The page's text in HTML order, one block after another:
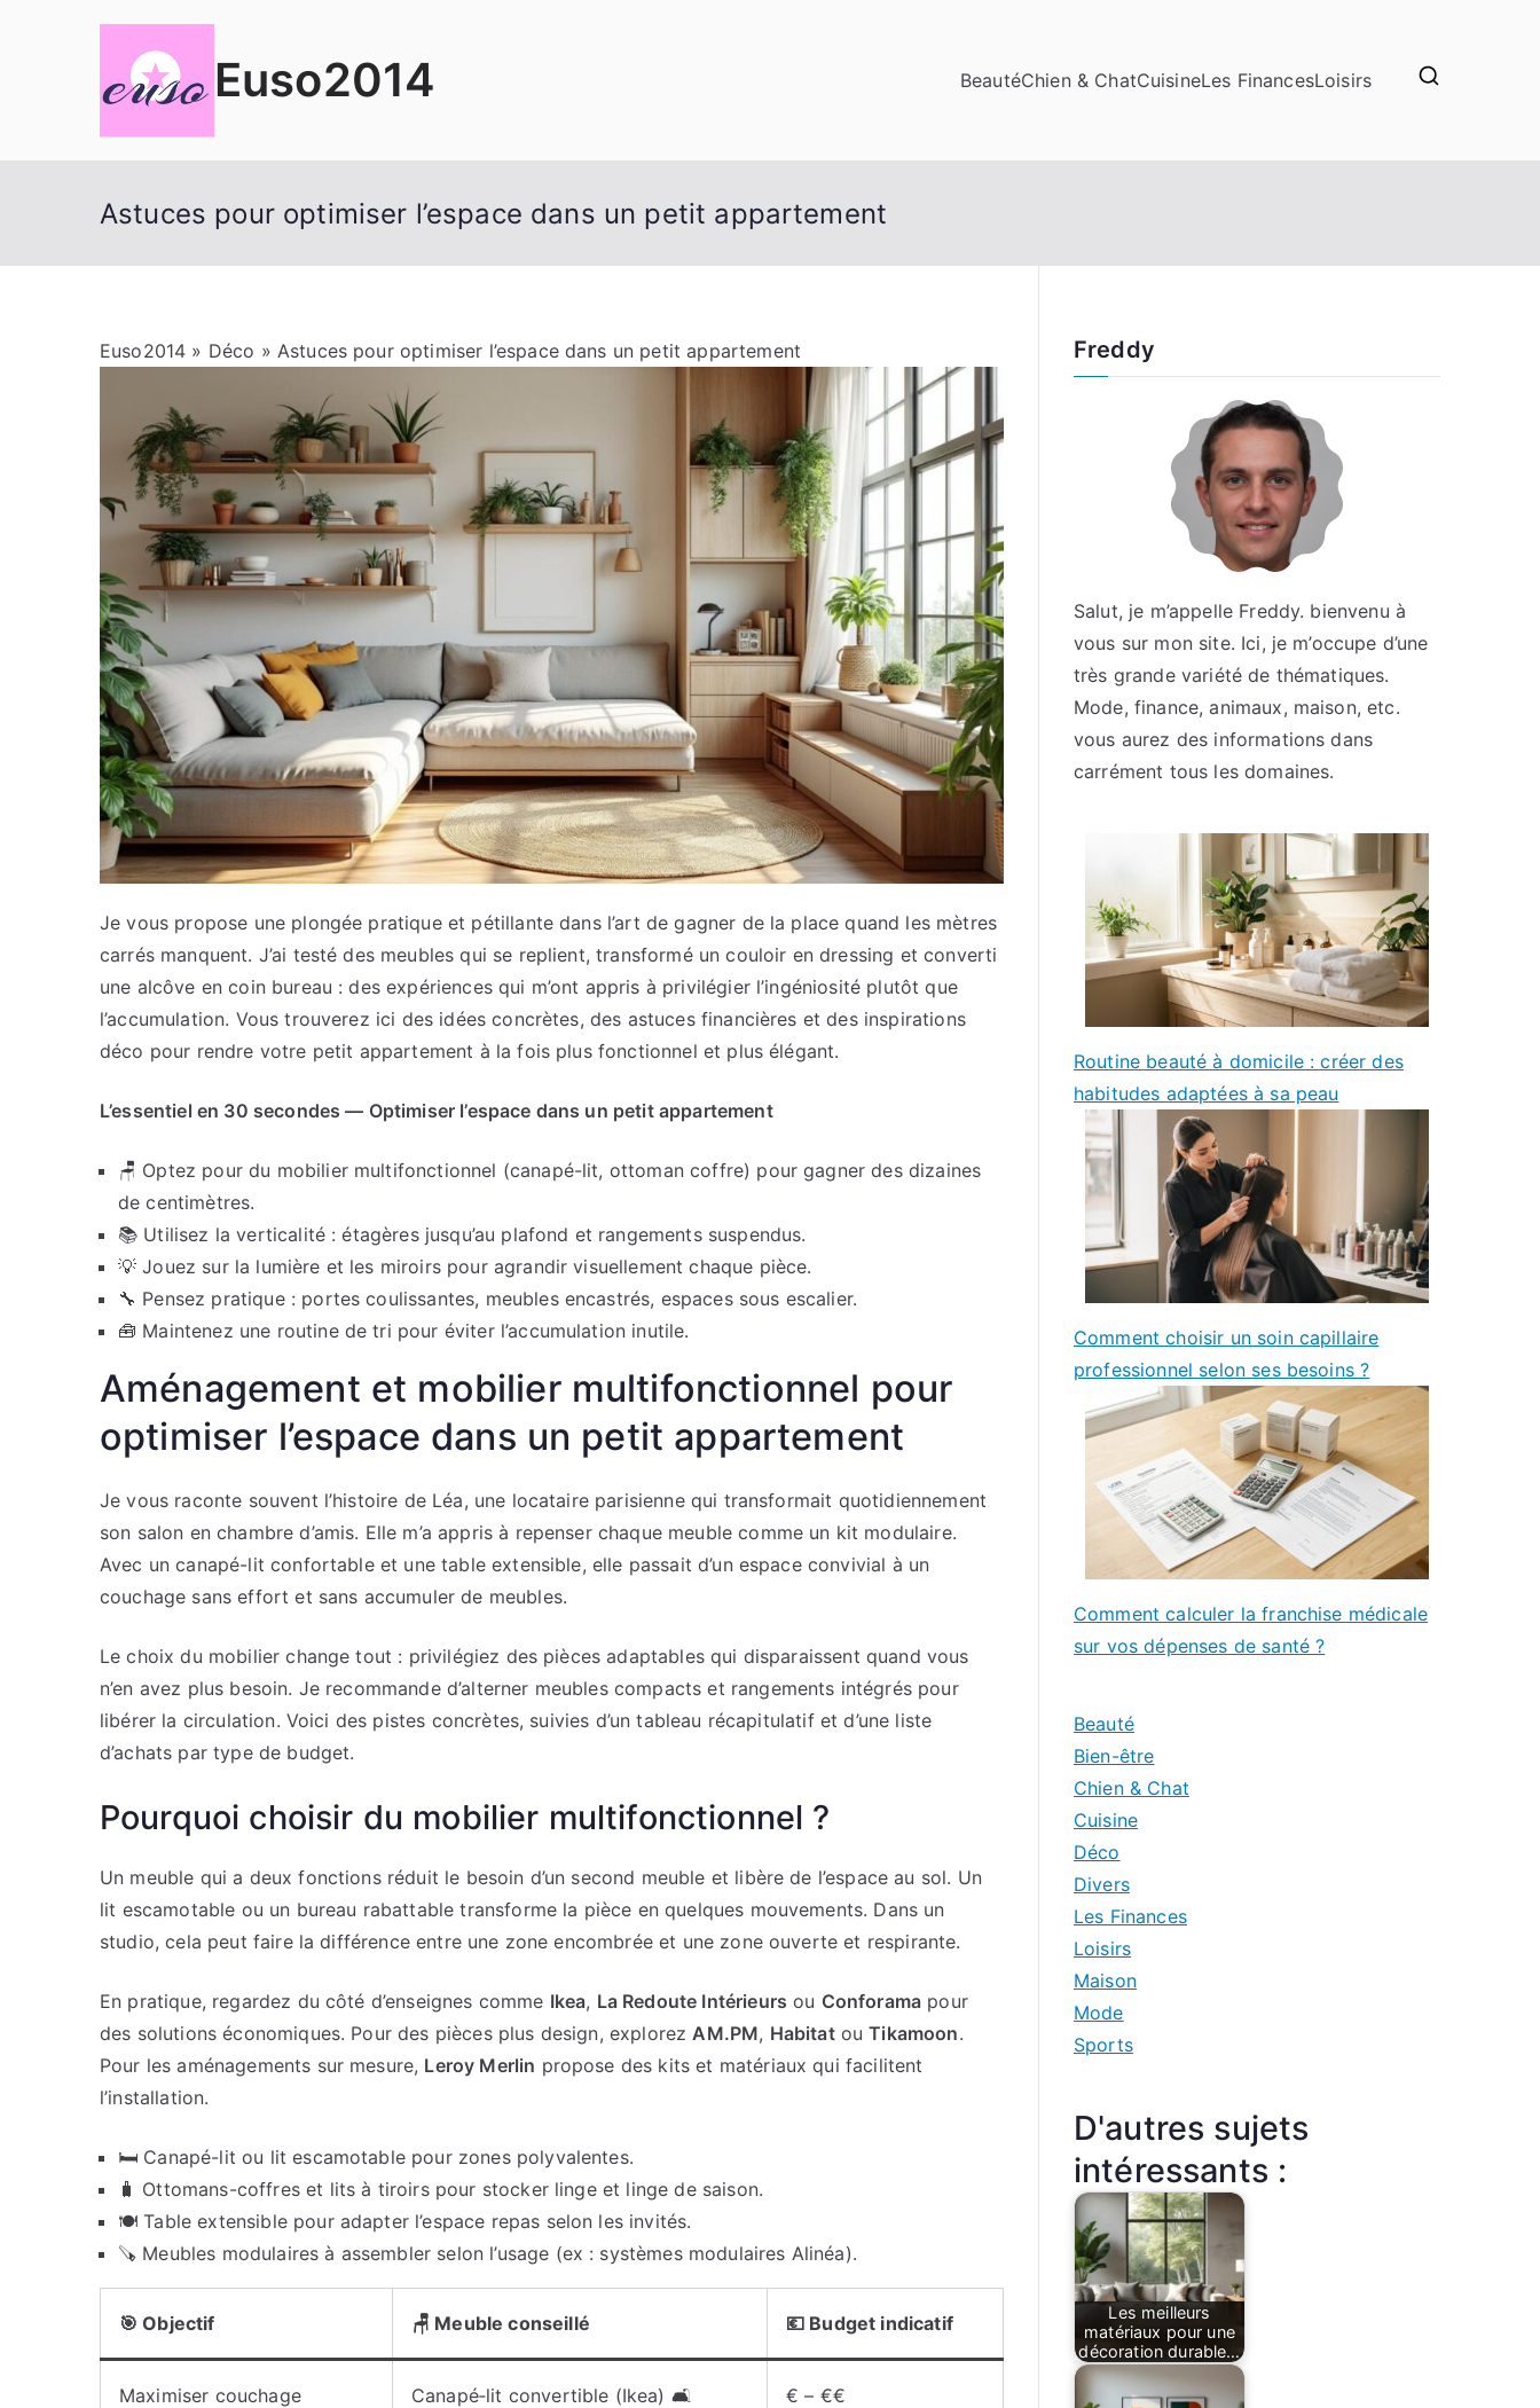
Euso2014 BeautéChien & ChatCuisineLes FinancesLoisirs
Astuces pour optimiser l’espace dans un petit appartement
Euso2014 » Déco » Astuces pour optimiser l’espace dans un petit appartement
Je vous propose une plongée pratique et pétillante dans l’art de gagner de la place quand les mètres
carrés manquent. J’ai testé des meubles qui se replient, transformé un couloir en dressing et converti
une alcôve en coin bureau : des expériences qui m’ont appris à privilégier l’ingéniosité plutôt que
l’accumulation. Vous trouverez ici des idées concrètes, des astuces financières et des inspirations
déco pour rendre votre petit appartement à la fois plus fonctionnel et plus élégant.
L’essentiel en 30 secondes — Optimiser l’espace dans un petit appartement
🪑 Optez pour du mobilier multifonctionnel (canapé-lit, ottoman coffre) pour gagner des dizaines
de centimètres.
📚 Utilisez la verticalité : étagères jusqu’au plafond et rangements suspendus.
💡 Jouez sur la lumière et les miroirs pour agrandir visuellement chaque pièce.
🔧 Pensez pratique : portes coulissantes, meubles encastrés, espaces sous escalier.
🧰 Maintenez une routine de tri pour éviter l’accumulation inutile.
Aménagement et mobilier multifonctionnel pour
optimiser l’espace dans un petit appartement
Je vous raconte souvent l’histoire de Léa, une locataire parisienne qui transformait quotidiennement
son salon en chambre d’amis. Elle m’a appris à repenser chaque meuble comme un kit modulaire.
Avec un canapé-lit confortable et une table extensible, elle passait d’un espace convivial à un
couchage sans effort et sans accumuler de meubles.
Le choix du mobilier change tout : privilégiez des pièces adaptables qui disparaissent quand vous
n’en avez plus besoin. Je recommande d’alterner meubles compacts et rangements intégrés pour
libérer la circulation. Voici des pistes concrètes, suivies d’un tableau récapitulatif et d’une liste
d’achats par type de budget.
Pourquoi choisir du mobilier multifonctionnel ?
Un meuble qui a deux fonctions réduit le besoin d’un second meuble et libère de l’espace au sol. Un
lit escamotable ou un bureau rabattable transforme la pièce en quelques mouvements. Dans un
studio, cela peut faire la différence entre une zone encombrée et une zone ouverte et respirante.
En pratique, regardez du côté d’enseignes comme Ikea, La Redoute Intérieurs ou Conforama pour
des solutions économiques. Pour des pièces plus design, explorez AM.PM, HabitatouTikamoon.
Pour les aménagements sur mesure, Leroy Merlin propose des kits et matériaux qui facilitent
l’installation.
🛏️ Canapé-lit ou lit escamotable pour zones polyvalentes.
🧳 Ottomans-coffres et lits à tiroirs pour stocker linge et linge de saison.
🍽️ Table extensible pour adapter l’espace repas selon les invités.
🪚 Meubles modulaires à assembler selon l’usage (ex : systèmes modulaires Alinéa).
🎯 Objectif 🪑 Meuble conseillé 💶 Budget indicatif
Maximiser couchage Canapé‑lit convertible (Ikea) 🛋️ € – €€
Freddy
Salut, je m’appelle Freddy. bienvenu à
vous sur mon site. Ici, je m’occupe d’une
très grande variété de thématiques.
Mode, finance, animaux, maison, etc.
vous aurez des informations dans
carrément tous les domaines.
Routine beauté à domicile : créer des
habitudes adaptées à sa peau
Comment choisir un soin capillaire
professionnel selon ses besoins ?
Comment calculer la franchise médicale
sur vos dépenses de santé ?
Beauté
Bien-être
Chien & Chat
Cuisine
Déco
Divers
Les Finances
Loisirs
Maison
Mode
Sports
D'autres sujets
intéressants :
Les meilleurs
matériaux pour une
décoration durable…